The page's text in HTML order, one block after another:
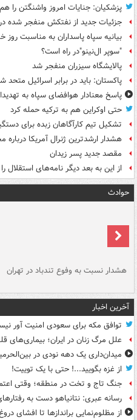
پزشکیان: جنایات امروز واشنگتن را
جزئیات جدید از نفتکش منفجر شده
بیانیه سپاه پاسداران به مناسبت روز
"سوپر ال‌نینو"در راه است؟
پالایشگاه سیزران منفجر شد
پاکستان: باید در برابر اسرائیل متحد
پاسخ معنادار هوافضای سپاه به
حتی اوکراین هم به ترکیه حمله کرد
تشکیل تیم کارآگاهان زبده برای
هشدار ارشدترین ژنرال آمریکا
مقصد جدید پسر زیدان
از این به بعد دیگر نامه‌های استقلال
حوادث
هشدار نسبت به وفوع تندباد در تهران
آخرین اخبار
توافق مکه برای سعودی امنیت آور
علل مرگ زنان در ایران؛ بیماری‌های
میدان‌داری یک دهه نودی در
از غزه بگویید...! حتی با یک توییت!
جنگ تاج و تخت در منطقه؛ وقتی
رسانه عبری: نتانیاهو دست به
از مظلوم‌نمایی براندازها تا افشای